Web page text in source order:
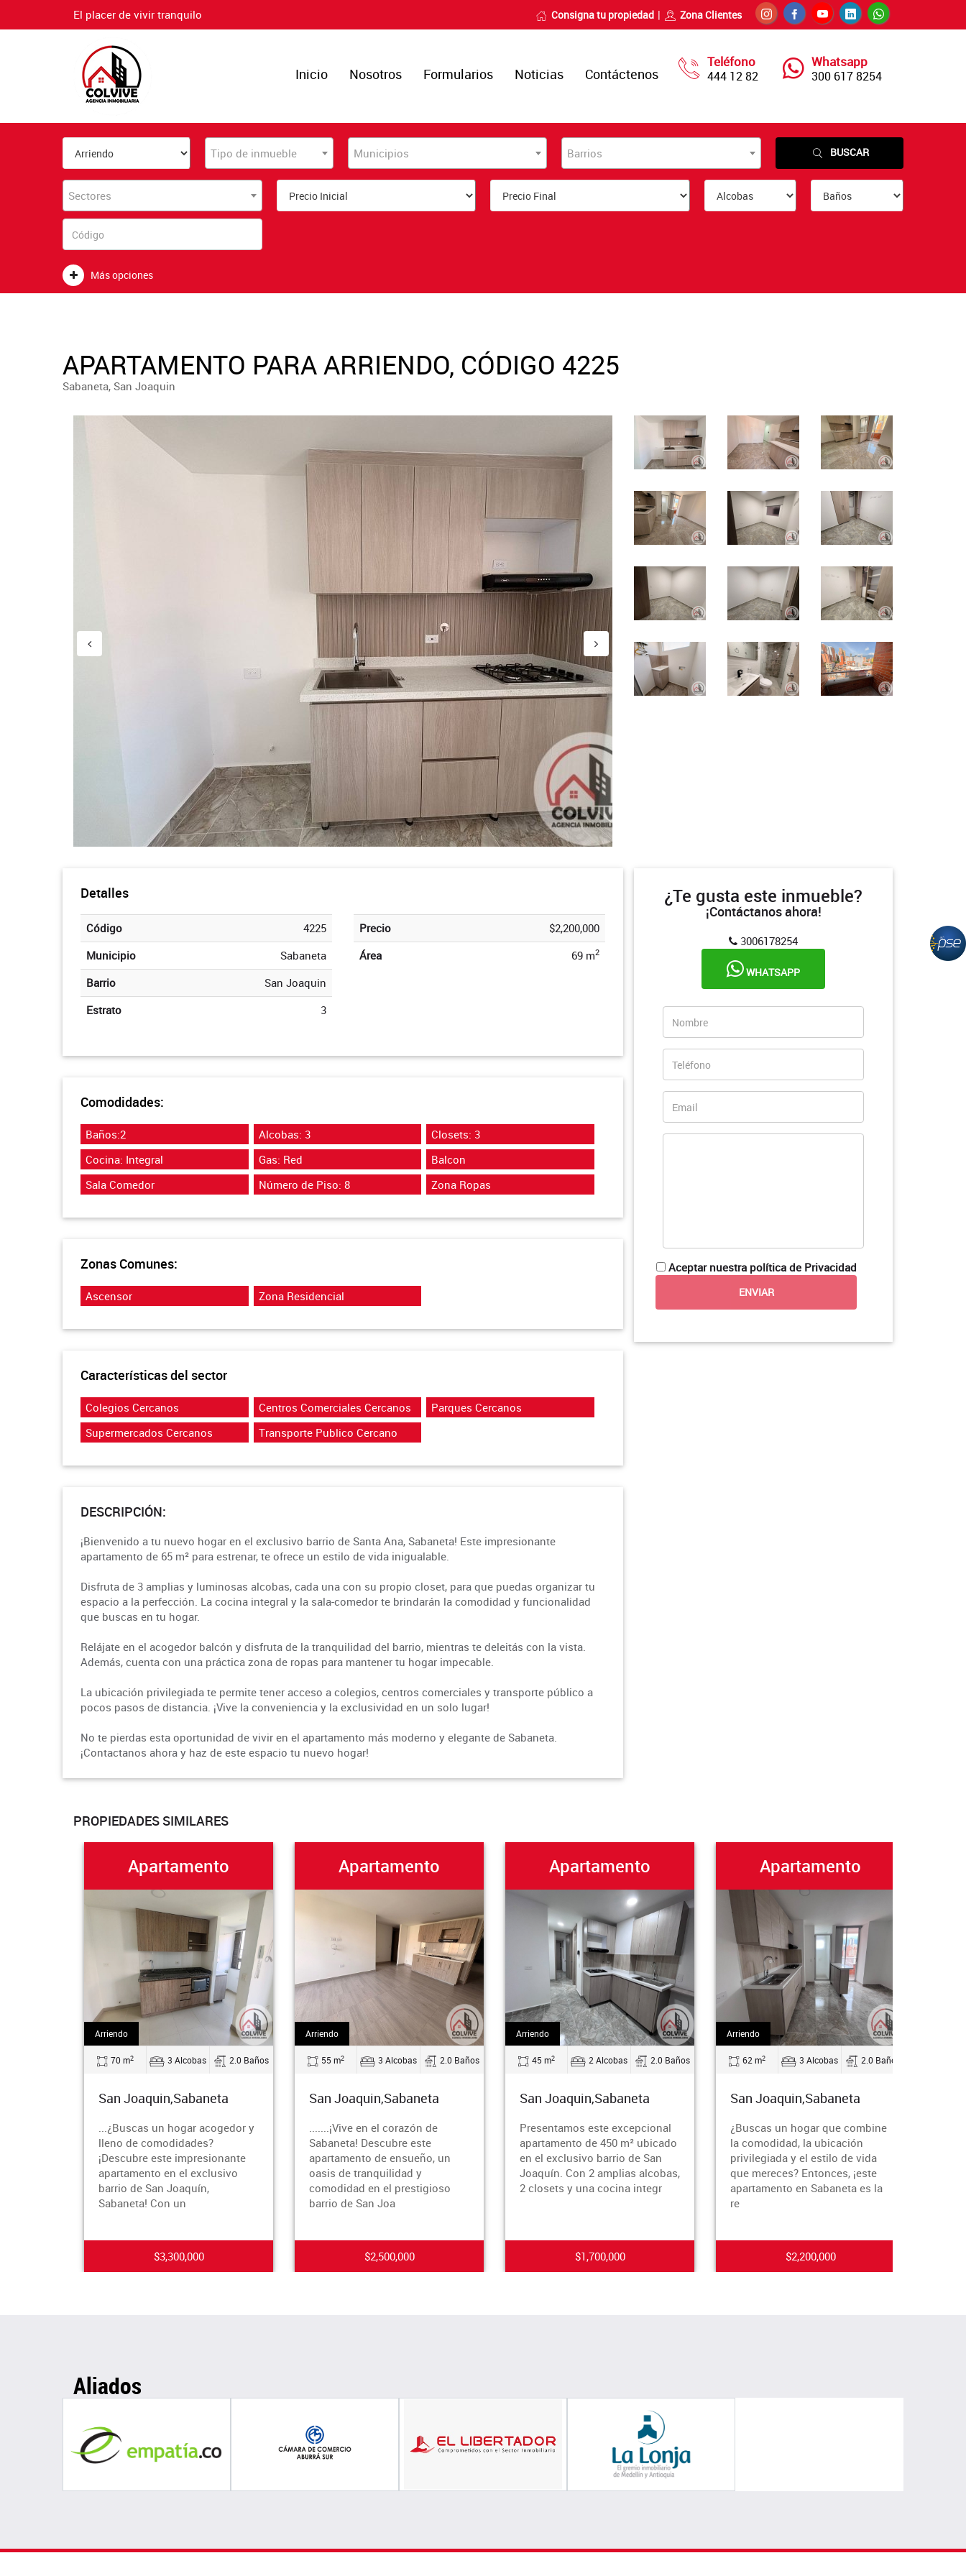
El placer de vivir tranquilo Consigna tu propiedad Zona Clientes
Teléfono
444 12 82
Whatsapp
300 617 8254
Inicio Nosotros Formularios Noticias Contáctenos
Tipo de inmueble Municipios Barrios BUSCAR
Sectores
Más opciones
APARTAMENTO PARA ARRIENDO, CÓDIGO 4225
Sabaneta, San Joaquin
Detalles
Código
4225
Municipio
Sabaneta
Barrio
San Joaquin
Estrato
3
Precio
$2,200,000
Área
69 m2
Comodidades:
Baños:2 Alcobas: 3
Closets: 3
Cocina: Integral
Gas: Red
Balcon
Sala Comedor
Número de Piso: 8 Zona Ropas
Zonas Comunes:
Ascensor Zona Residencial
Características del sector
Colegios Cercanos Centros Comerciales Cercanos
Parques Cercanos
Supermercados Cercanos
Transporte Publico Cercano
DESCRIPCIÓN:
¡Bienvenido a tu nuevo hogar en el exclusivo barrio de Santa Ana, Sabaneta! Este impresionante
apartamento de 65 m² para estrenar, te ofrece un estilo de vida inigualable.
Disfruta de 3 amplias y luminosas alcobas, cada una con su propio closet, para que puedas organizar tu
espacio a la perfección. La cocina integral y la sala-comedor te brindarán la comodidad y funcionalidad
que buscas en tu hogar.
Relájate en el acogedor balcón y disfruta de la tranquilidad del barrio, mientras te deleitás con la vista.
Además, cuenta con una práctica zona de ropas para mantener tu hogar impecable.
La ubicación privilegiada te permite tener acceso a colegios, centros comerciales y transporte público a
pocos pasos de distancia. ¡Vive la conveniencia y la exclusividad en un solo lugar!
No te pierdas esta oportunidad de vivir en el apartamento más moderno y elegante de Sabaneta.
¡Contactanos ahora y haz de este espacio tu nuevo hogar!
¿Te gusta este inmueble?
¡Contáctanos ahora!
3006178254
WHATSAPP
Aceptar nuestra política de Privacidad
PROPIEDADES SIMILARES
Apartamento
Arriendo
70 m2 3 Alcobas 2.0 Baños
San Joaquin,Sabaneta
...¿Buscas un hogar acogedor y
lleno de comodidades?
¡Descubre este impresionante
apartamento en el exclusivo
barrio de San Joaquín,
Sabaneta! Con un
$3,300,000
Apartamento
Arriendo
55 m2 3 Alcobas 2.0 Baños
San Joaquin,Sabaneta
.......¡Vive en el corazón de
Sabaneta! Descubre este
apartamento de ensueño, un
oasis de tranquilidad y
comodidad en el prestigioso
barrio de San Joa
$2,500,000
Apartamento
Arriendo
45 m2 2 Alcobas 2.0 Baños
San Joaquin,Sabaneta
Presentamos este excepcional
apartamento de 450 m² ubicado
en el exclusivo barrio de San
Joaquín. Con 2 amplias alcobas,
2 closets y una cocina integr
$1,700,000
Apartamento
Arriendo
62 m2 3 Alcobas 2.0 Baños
San Joaquin,Sabaneta
¿Buscas un hogar que combine
la comodidad, la ubicación
privilegiada y el estilo de vida
que mereces? Entonces, ¡este
apartamento en Sabaneta es la
re
$2,200,000
Aliados